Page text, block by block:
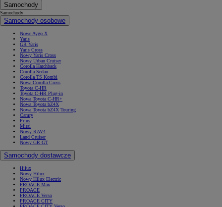
Samochody
Samochody
Samochody osobowe
Nowe Aygo X
Yaris
GR Yaris
Yaris Cross
Nowy Yaris Cross
Nowy Urban Cruiser
Corolla Hatchback
Corolla Sedan
Corolla TS Kombi
Nowa Corolla Cross
Toyota C-HR
Toyota C-HR Plug-in
Nowa Toyota C-HR+
Nowa Toyota bZ4X
Nowa Toyota bZ4X Touring
Camry
Prius
Mirai
Nowy RAV4
Land Cruiser
Nowy GR GT
Samochody dostawcze
Hilux
Nowy Hilux
Nowy Hilux Electric
PROACE Max
PROACE
PROACE Verso
PROACE CITY